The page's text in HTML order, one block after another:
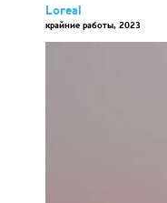
Loreal
крайние работы, 2023